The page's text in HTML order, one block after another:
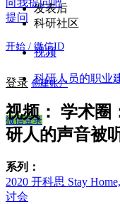
提问
开始 / 微信ID
登录 创建账户
微信登录
发表后
科研社区
视频
科研人员的职业
视频： 学术圈
研人的声音被
系列：
2020 开科思 Stay
讨会